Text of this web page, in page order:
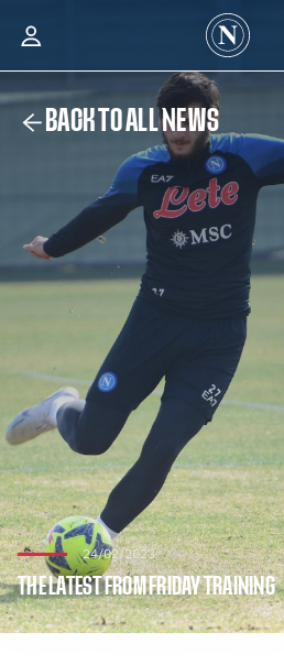
BACK TO ALL NEWS
24/02/2023
THE LATEST FROM FRIDAY TRAINING